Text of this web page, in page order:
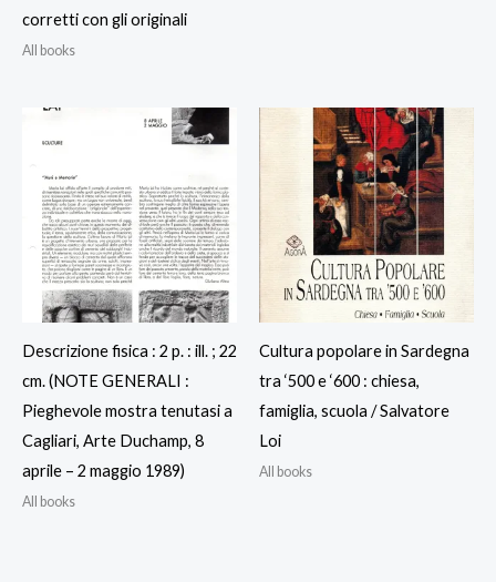
corretti con gli originali
All books
Descrizione fisica : 2 p. : ill. ; 22
cm. (NOTE GENERALI :
Pieghevole mostra tenutasi a
Cagliari, Arte Duchamp, 8
aprile – 2 maggio 1989)
All books
Cultura popolare in Sardegna
tra ‘500 e ‘600 : chiesa,
famiglia, scuola / Salvatore
Loi
All books